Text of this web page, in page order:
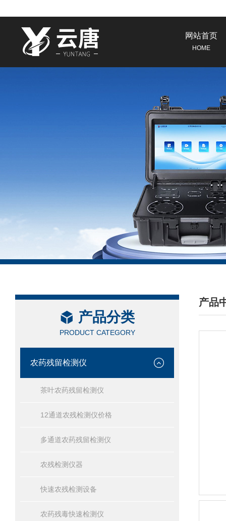
网站首页
HOME
产品分类
PRODUCT CATEGORY
农药残留检测仪
茶叶农药残留检测仪
12通道农残检测仪价格
多通道农药残留检测仪
农残检测仪器
快速农残检测设备
农药残毒快速检测仪
产品
/